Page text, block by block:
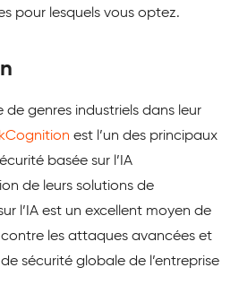
pour lesquels vous optez.
genres industriels dans leur
est l’un des principaux
basée sur l’IA
de leurs solutions de
l’IA est un excellent moyen de
les attaques avancées et
sécurité globale de l’entreprise